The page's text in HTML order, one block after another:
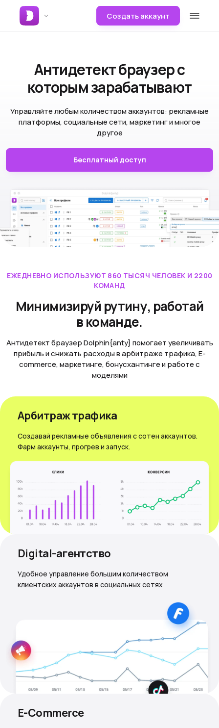
Создать аккаунт
Антидетект браузерс
которым зарабатывают
Управляйте любым количеством аккаунтов: рекламные
платформы, социальные сети, маркетинг и многое
другое
Бесплатный доступ
ЕЖЕДНЕВНО ИСПОЛЬЗУЮТ 860 ТЫСЯЧ ЧЕЛОВЕК И 2200
КОМАНД
Минимизируй рутину, работай
в команде.
Антидетект браузер Dolphin{anty} помогает увеличивать
прибыль и снижать расходы в арбитраже трафика, E-
commerce, маркетинге, бонусхантинге и работе с
моделями
Арбитраж трафика
Создавай рекламные объявления с сотен аккаунтов.
Фарм аккаунты, прогрев и запуск.
Digital-агентство
Удобное управление большим количеством
клиентских аккаунтов в социальных сетях
E-Commerce